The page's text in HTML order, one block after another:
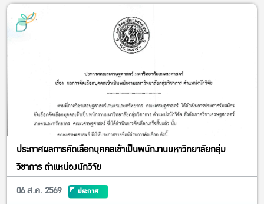
ตลอดจน...
ประกาศผลการคัดเลือกบุคคลเข้าเป็นพนักงานมหาวิทยาลัยกลุ่ม
วิชาการ ตำแหน่องนักวิจัย
06 ส.ค. 2569
ประกาศ